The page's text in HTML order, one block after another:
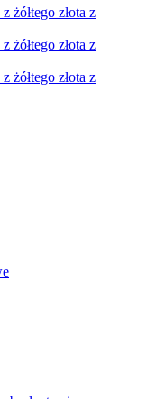
żółtego złota z
żółtego złota z
żółtego złota z